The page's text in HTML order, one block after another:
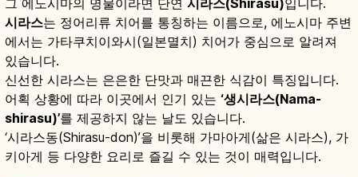
그 에노시마의 명물이라면 단연 시라스(Shirasu)입니다.
시라스는 정어리류 치어를 통칭하는 이름으로, 에노시마 주변
에서는 가타쿠치이와시(일본멸치) 치어가 중심으로 알려져
있습니다.
신선한 시라스는 은은한 단맛과 매끈한 식감이 특징입니다.
어획 상황에 따라 이곳에서 인기 있는 ‘생시라스(Nama-
shirasu)’를 제공하지 않는 날도 있습니다.
‘시라스동(Shirasu-don)’을 비롯해 가마아게(삶은 시라스), 가
키아게 등 다양한 요리로 즐길 수 있는 것이 매력입니다.